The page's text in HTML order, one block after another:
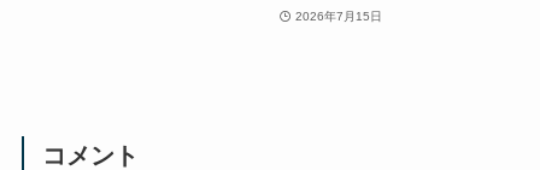
2026年7月15日
コメント